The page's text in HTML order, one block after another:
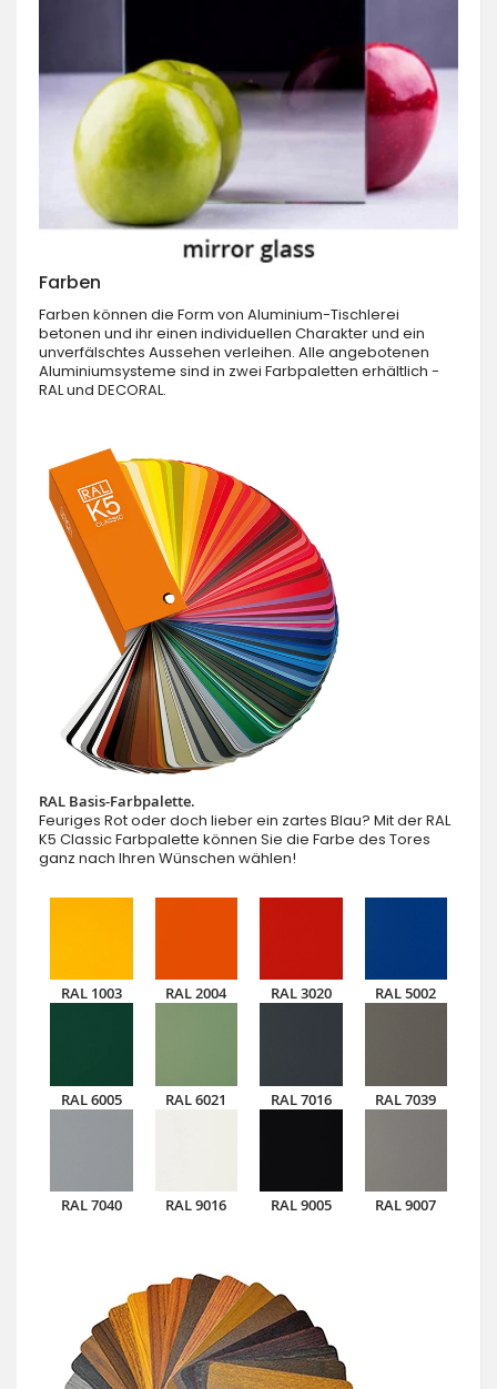
Farben
Farben können die Form von Aluminium-Tischlerei
betonen und ihr einen individuellen Charakter und ein
unverfälschtes Aussehen verleihen. Alle angebotenen
Aluminiumsysteme sind in zwei Farbpaletten erhältlich -
RAL und DECORAL.
RAL Basis-Farbpalette.
Feuriges Rot oder doch lieber ein zartes Blau? Mit der RAL
K5 Classic Farbpalette können Sie die Farbe des Tores
ganz nach Ihren Wünschen wählen!
RAL 1003 RAL 2004 RAL 3020 RAL 5002
RAL 6005 RAL 6021 RAL 7016 RAL 7039
RAL 7040 RAL 9016 RAL 9005 RAL 9007